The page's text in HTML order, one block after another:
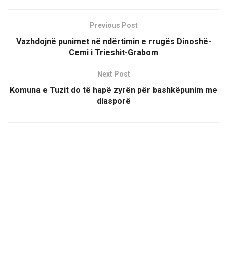
Previous Post
Vazhdojnë punimet në ndërtimin e rrugës Dinoshë-
Cemi i Trieshit-Grabom
Next Post
Komuna e Tuzit do të hapë zyrën për bashkëpunim me
diasporë